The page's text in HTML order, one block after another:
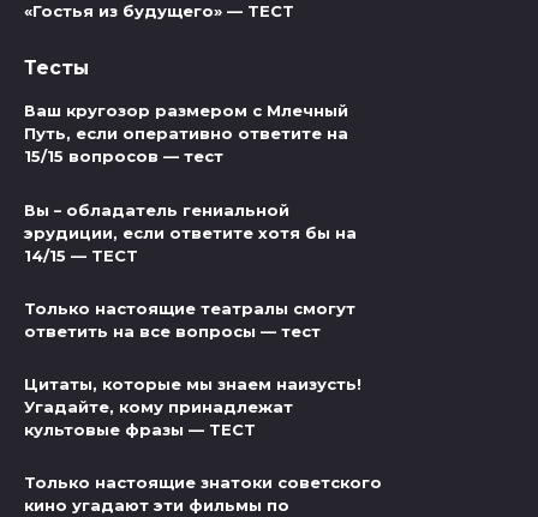
«Гостья из будущего» — ТЕСТ
Тесты
Ваш кругозор размером с Млечный
Путь, если оперативно ответите на
15/15 вопросов — тест
Вы – обладатель гениальной
эрудиции, если ответите хотя бы на
14/15 — ТЕСТ
Только настоящие театралы смогут
ответить на все вопросы — тест
Цитаты, которые мы знаем наизусть!
Угадайте, кому принадлежат
культовые фразы — ТЕСТ
Только настоящие знатоки советского
кино угадают эти фильмы по